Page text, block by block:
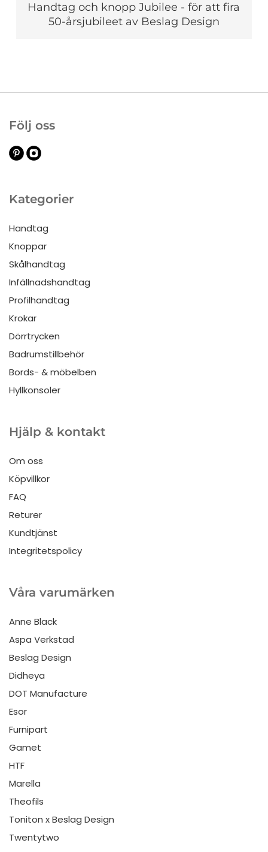
Handtag och knopp Jubilee - för att fira
50-årsjubileet av Beslag Design
Kategorier
Handtag
Knoppar
Skålhandtag
Infällnadshandtag
Profilhandtag
Krokar
Dörrtrycken
Badrumstillbehör
Bords- & möbelben
Hyllkonsoler
Hjälp & kontakt
Om oss
Köpvillkor
FAQ
Returer
Kundtjänst
Integritetspolicy
Våra varumärken
Anne Black
Aspa Verkstad
Beslag Design
Didheya
DOT Manufacture
Esor
Furnipart
Gamet
HTF
Marella
Theofils
Toniton x Beslag Design
Twentytwo
Följ oss